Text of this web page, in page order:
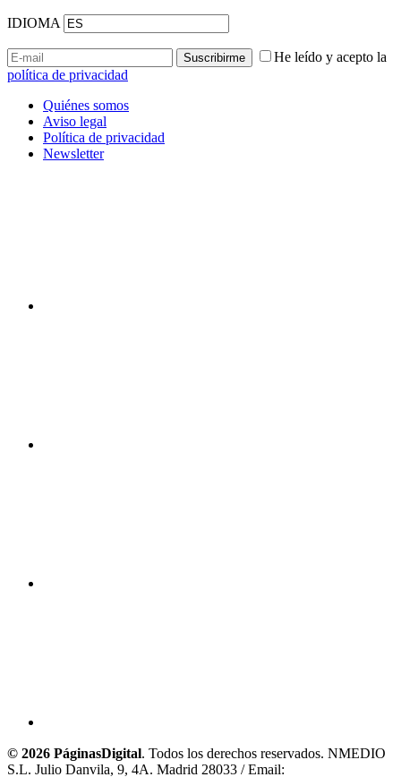
IDIOMA
He leído y acepto la
política de privacidad
Quiénes somos
Aviso legal
Política de privacidad
Newsletter
© 2026 PáginasDigital. Todos los derechos reservados. NMEDIO
S.L. Julio Danvila, 9, 4A. Madrid 28033 / Email: